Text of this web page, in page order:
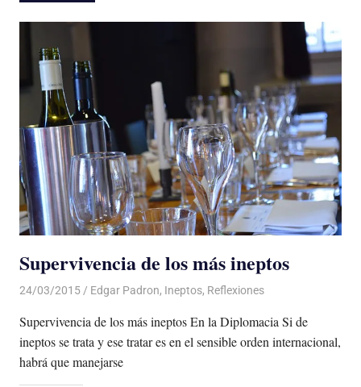
Supervivencia de los más ineptos
24/03/2015 Luis Castellanos
Edgar Padron, Ineptos, Reflexiones
Supervivencia de los más ineptos En la Diplomacia Si de
ineptos se trata y ese tratar es en el sensible orden internacional,
habrá que manejarse